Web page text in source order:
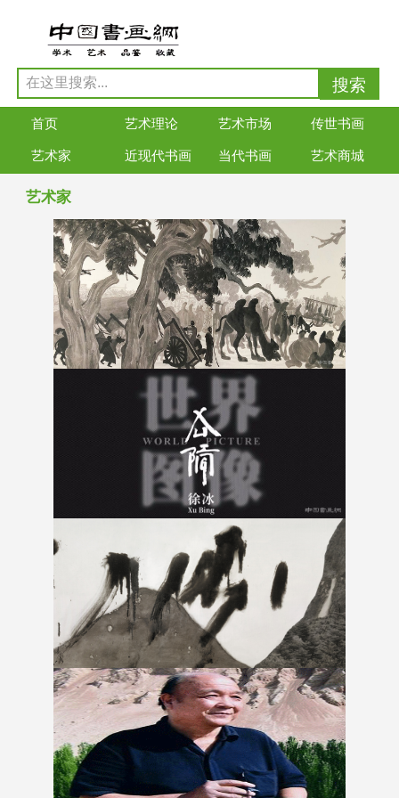
首页 艺术理论 艺术市场 传世书画
艺术家 近现代书画 当代书画 艺术商城
艺术家